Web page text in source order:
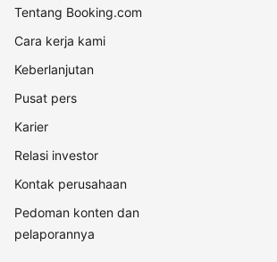
Tentang Booking.com
Cara kerja kami
Keberlanjutan
Pusat pers
Karier
Relasi investor
Kontak perusahaan
Pedoman konten dan
pelaporannya